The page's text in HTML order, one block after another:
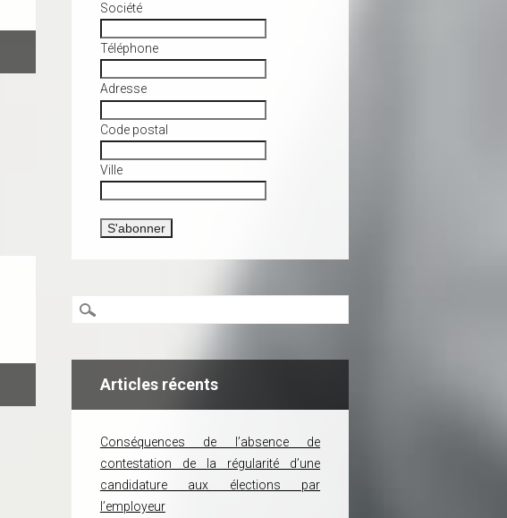
Société
Téléphone
Adresse
Code postal
Ville
Articles récents
Conséquences de l’absence de
contestation de la régularité d’une
candidature aux élections par
l’employeur